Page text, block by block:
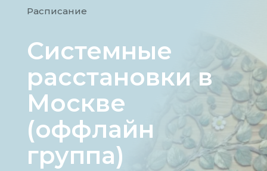
Расписание
Системные
расстановки в
Москве
(оффлайн
группа)